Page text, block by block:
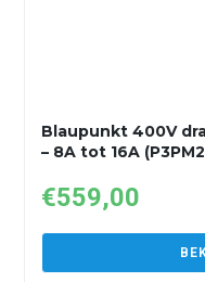
Blaupunkt 400V
– 8A tot 16A
€559,00